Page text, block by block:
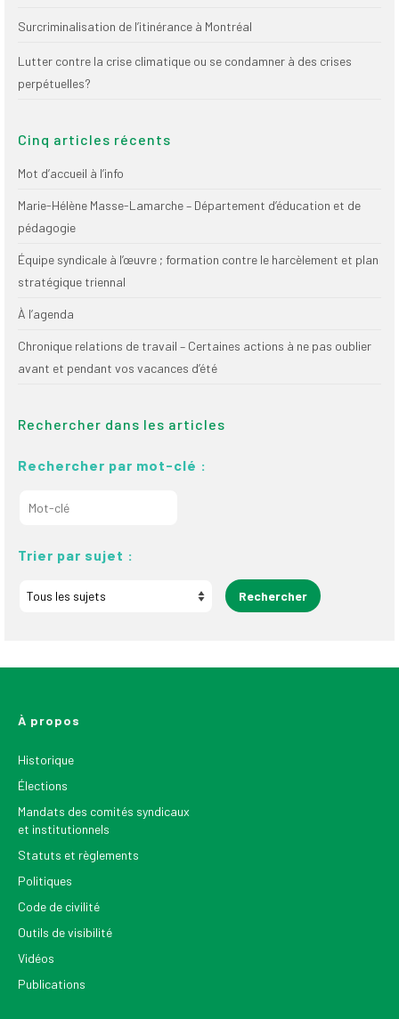
et Bilans
Négociation
Surcriminalisation de l’itinérance à Montréal
Lutter contre la crise climatique ou se condamner à des crises
perpétuelles?
Cinq articles récents
Mot d’accueil à l’info
Marie-Hélène Masse-Lamarche – Département d’éducation et de
pédagogie
Équipe syndicale à l’œuvre ; formation contre le harcèlement et plan
stratégique triennal
À l’agenda
Chronique relations de travail – Certaines actions à ne pas oublier
avant et pendant vos vacances d’été
Rechercher dans les articles
Rechercher par mot-clé :
Trier par sujet :
À propos
Historique
Élections
Mandats des comités syndicaux
et institutionnels
Statuts et règlements
Politiques
Code de civilité
Outils de visibilité
Vidéos
Publications